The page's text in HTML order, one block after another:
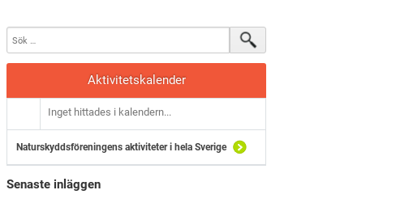
Aktivitetskalender
Inget hittades i kalendern...
Naturskyddsföreningens aktiviteter i hela Sverige
Senaste inläggen